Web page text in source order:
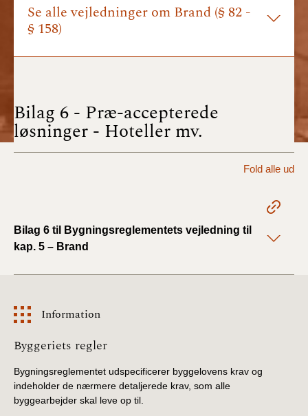
2024)
2024)
BR18 (17/9 - 31/12
2022)
BR18 (1/1 - 30/6
2022)
2021)
BR18 (1/7-31/12
2020)
Se alle vejledninger om Brand (§ 82 -
§ 158)
Bilag 6 - Præ-accepterede
løsninger - Hoteller mv.
Fold alle ud
Bilag 6 til Bygningsreglementets vejledning til
kap. 5 – Brand
Information
Information
Byggeriets regler
Bygningsreglementet udspecificerer byggelovens krav og
indeholder de nærmere detaljerede krav, som alle
byggearbejder skal leve op til.